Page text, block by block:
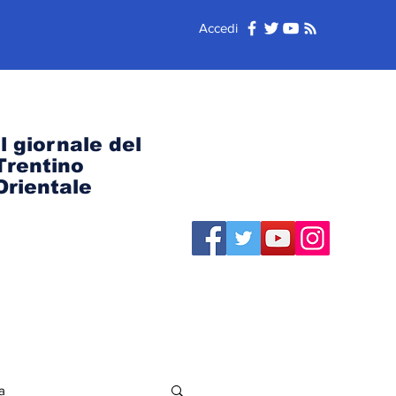
Accedi
giornale del